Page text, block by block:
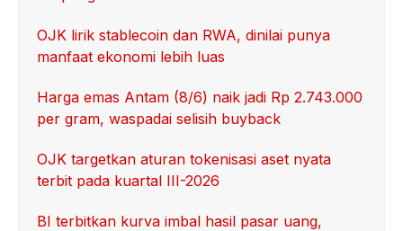
OJK lirik stablecoin dan RWA, dinilai punya
manfaat ekonomi lebih luas
Harga emas Antam (8/6) naik jadi Rp 2.743.000
per gram, waspadai selisih buyback
OJK targetkan aturan tokenisasi aset nyata
terbit pada kuartal III-2026
BI terbitkan kurva imbal hasil pasar uang,